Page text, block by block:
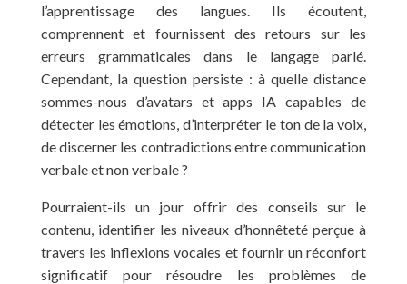
l’apprentissage des langues. Ils écoutent,
comprennent et fournissent des retours sur les
erreurs grammaticales dans le langage parlé.
Cependant, la question persiste : à quelle distance
sommes-nous d’avatars et apps IA capables de
détecter les émotions, d’interpréter le ton de la voix,
de discerner les contradictions entre communication
verbale et non verbale ?
Pourraient-ils un jour offrir des conseils sur le
contenu, identifier les niveaux d’honnêteté perçue à
travers les inflexions vocales et fournir un réconfort
significatif pour résoudre les problèmes de